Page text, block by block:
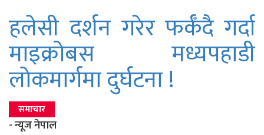
हलेसी दर्शन गरेर फर्कँदै गर्दा
माइक्रोबस मध्यपहाडी
लोकमार्गमा दुर्घटना !
समाचार
- न्यूज नेपाल